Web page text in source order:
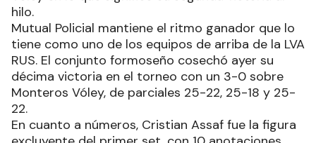
hilo.
Mutual Policial mantiene el ritmo ganador que lo
tiene como uno de los equipos de arriba de la LVA
RUS. El conjunto formoseño cosechó ayer su
décima victoria en el torneo con un 3-0 sobre
Monteros Vóley, de parciales 25-22, 25-18 y 25-
22.
En cuanto a números, Cristian Assaf fue la figura